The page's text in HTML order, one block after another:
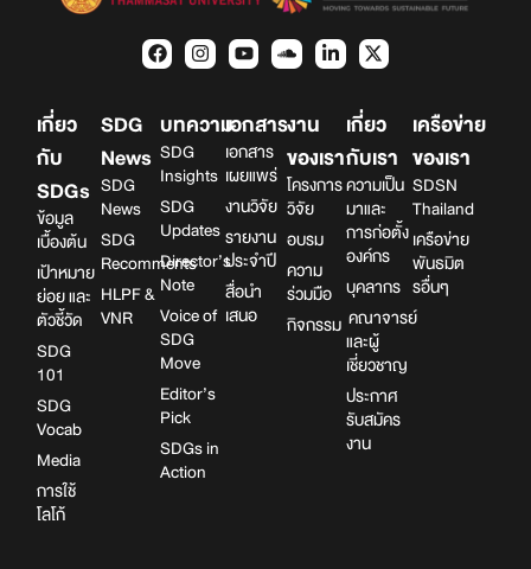
เกี่ยว
กับ
SDGs
ข้อมูล
เบื้องต้น
เป้าหมาย
ย่อย และ
ตัวชี้วัด
SDG
101
SDG
Vocab
Media
การใช้
โลโก้
SDG
News
SDG
News
SDG
Recomments
HLPF &
VNR
บทความ
SDG
Insights
SDG
Updates
Director’s
Note
Voice of
SDG
Move
Editor’s
Pick
SDGs in
Action
เอกสาร
เอกสาร
เผยแพร่
งานวิจัย
รายงาน
ประจำปี
สื่อนำ
เสนอ
งาน
ของเรา
โครงการ
วิจัย
อบรม
ความ
ร่วมมือ
กิจกรรม
เกี่ยว
กับเรา
ความเป็น
มาและ
การก่อตั้ง
องค์กร
บุคลากร
คณาจารย์
และผู้
เชี่ยวชาญ
ประกาศ
รับสมัคร
งาน
เครือข่าย
ของเรา
SDSN
Thailand
เครือข่าย
พันธมิต
รอื่นๆ